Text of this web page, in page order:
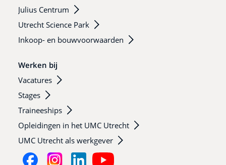
Julius Centrum
Utrecht Science Park
Inkoop- en bouwvoorwaarden
Werken bij
Vacatures
Stages
Traineeships
Opleidingen in het UMC Utrecht
UMC Utrecht als werkgever